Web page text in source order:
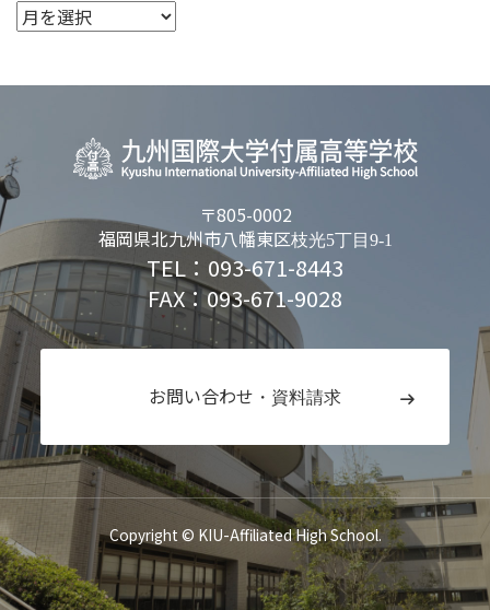
〒805-0002
福岡県北九州市八幡東区枝光5丁目9-1
TEL：093-671-8443
FAX：093-671-9028
お問い合わせ ・資料請求
Copyright © KIU-Affiliated High School.